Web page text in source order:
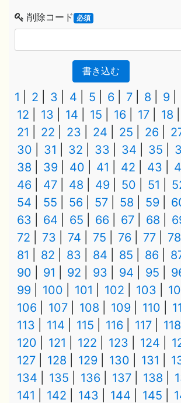
削除コード 必須
書き込む
1 2 3 4 5 6 7 8 9
12
13 14 15 16 17 18
21
22 23 24 25 26
30
31 32 33 34 35
38
39 40 41 42 43
46
47 48 49 50 51
54
55 56 57 58 59
63
64 65 66 67 68
72
73 74 75 76 77 78
81
82 83 84 85 86
90
91 92 93 94 95
99
100 101 102 103
106
107 108 109 110
113
114 115 116 117 118
120
121 122 123 124
127
128 129 130 131
134
135 136 137 138
141
142 143 144 145